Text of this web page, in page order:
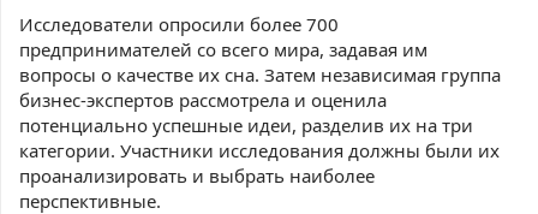
Исследователи опросили более 700
предпринимателей со всего мира, задавая им
вопросы о качестве их сна. Затем независимая группа
бизнес-экспертов рассмотрела и оценила
потенциально успешные идеи, разделив их на три
категории. Участники исследования должны были их
проанализировать и выбрать наиболее
перспективные.